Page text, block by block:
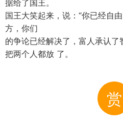
据给了国王。
国王大笑起来，说：“你已经自
方，你们
的争论已经解决了，富人承认了
把两个人都放 了。
赏